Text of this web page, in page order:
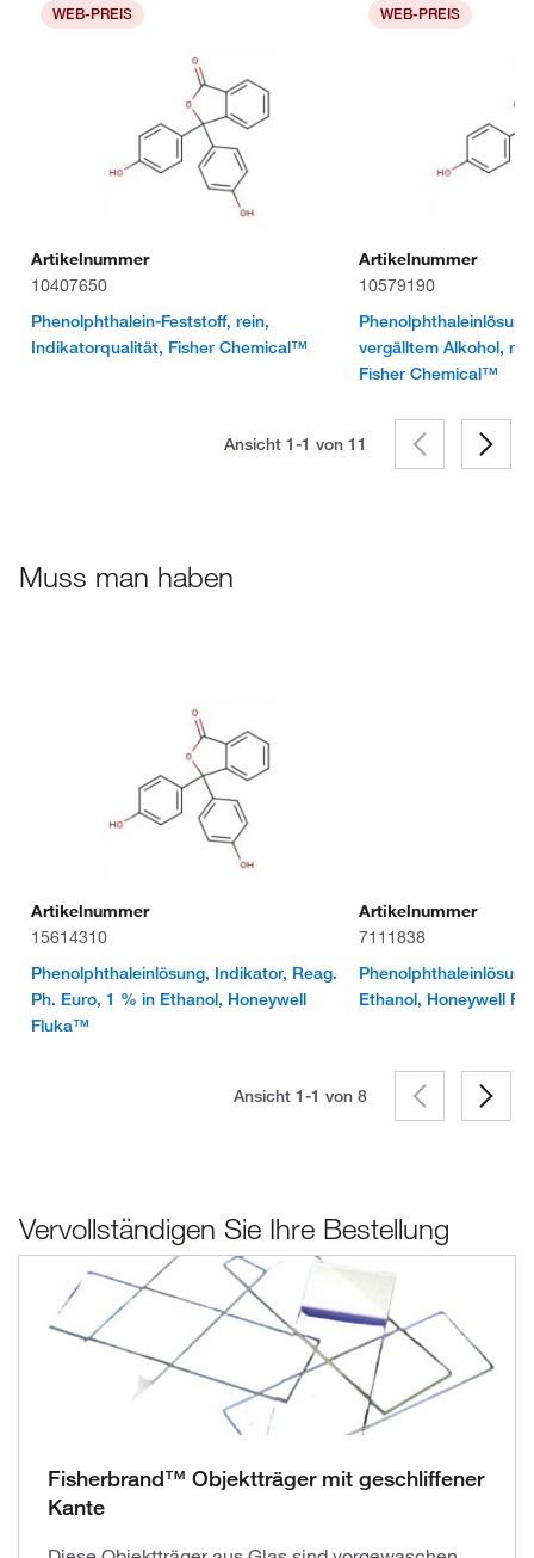
WEB-PREIS
Artikelnummer
10407650
Phenolphthalein-Feststoff, rein,
Indikatorqualität, Fisher Chemical™
WEB-PREIS
Artikelnummer
10579190
vergälltem Alkohol,
Fisher Chemical™
Ansicht 1-1 von 11
Muss man haben
Artikelnummer
15614310
Phenolphthaleinlösung, Indikator, Reag.
Ph. Euro, 1 % in Ethanol, Honeywell
Fluka™
Artikelnummer
7111838
Ethanol, Honeywell
Ansicht 1-1 von 8
Vervollständigen Sie Ihre Bestellung
Fisherbrand™ Objektträger mit geschliffener
Kante